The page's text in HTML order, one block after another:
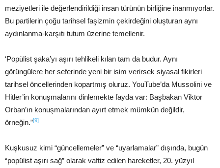
meziyetleri ile değerlendirildiği insan türünün birliğine inanmıyorlar.
Bu partilerin çoğu tarihsel faşizmin çekirdeğini oluşturan aynı
aydınlanma-karşıtı tutum üzerine temellenir.
‘Popülist şaka’yı aşırı tehlikeli kılan tam da budur. Aynı
görüngülere her seferinde yeni bir isim verirsek siyasal fikirleri
tarihsel öncellerinden kopartmış oluruz. YouTube’da Mussolini ve
Hitler’in konuşmalarını dinlemekte fayda var: Başbakan Viktor
Orban’ın konuşmalarından ayırt etmek mümkün değildir,
örneğin.”[9]
Kuşkusuz kimi “güncellemeler” ve “uyarlamalar” dışında, bugün
“popülist aşırı sağ” olarak vaftiz edilen hareketler, 20. yüzyıl